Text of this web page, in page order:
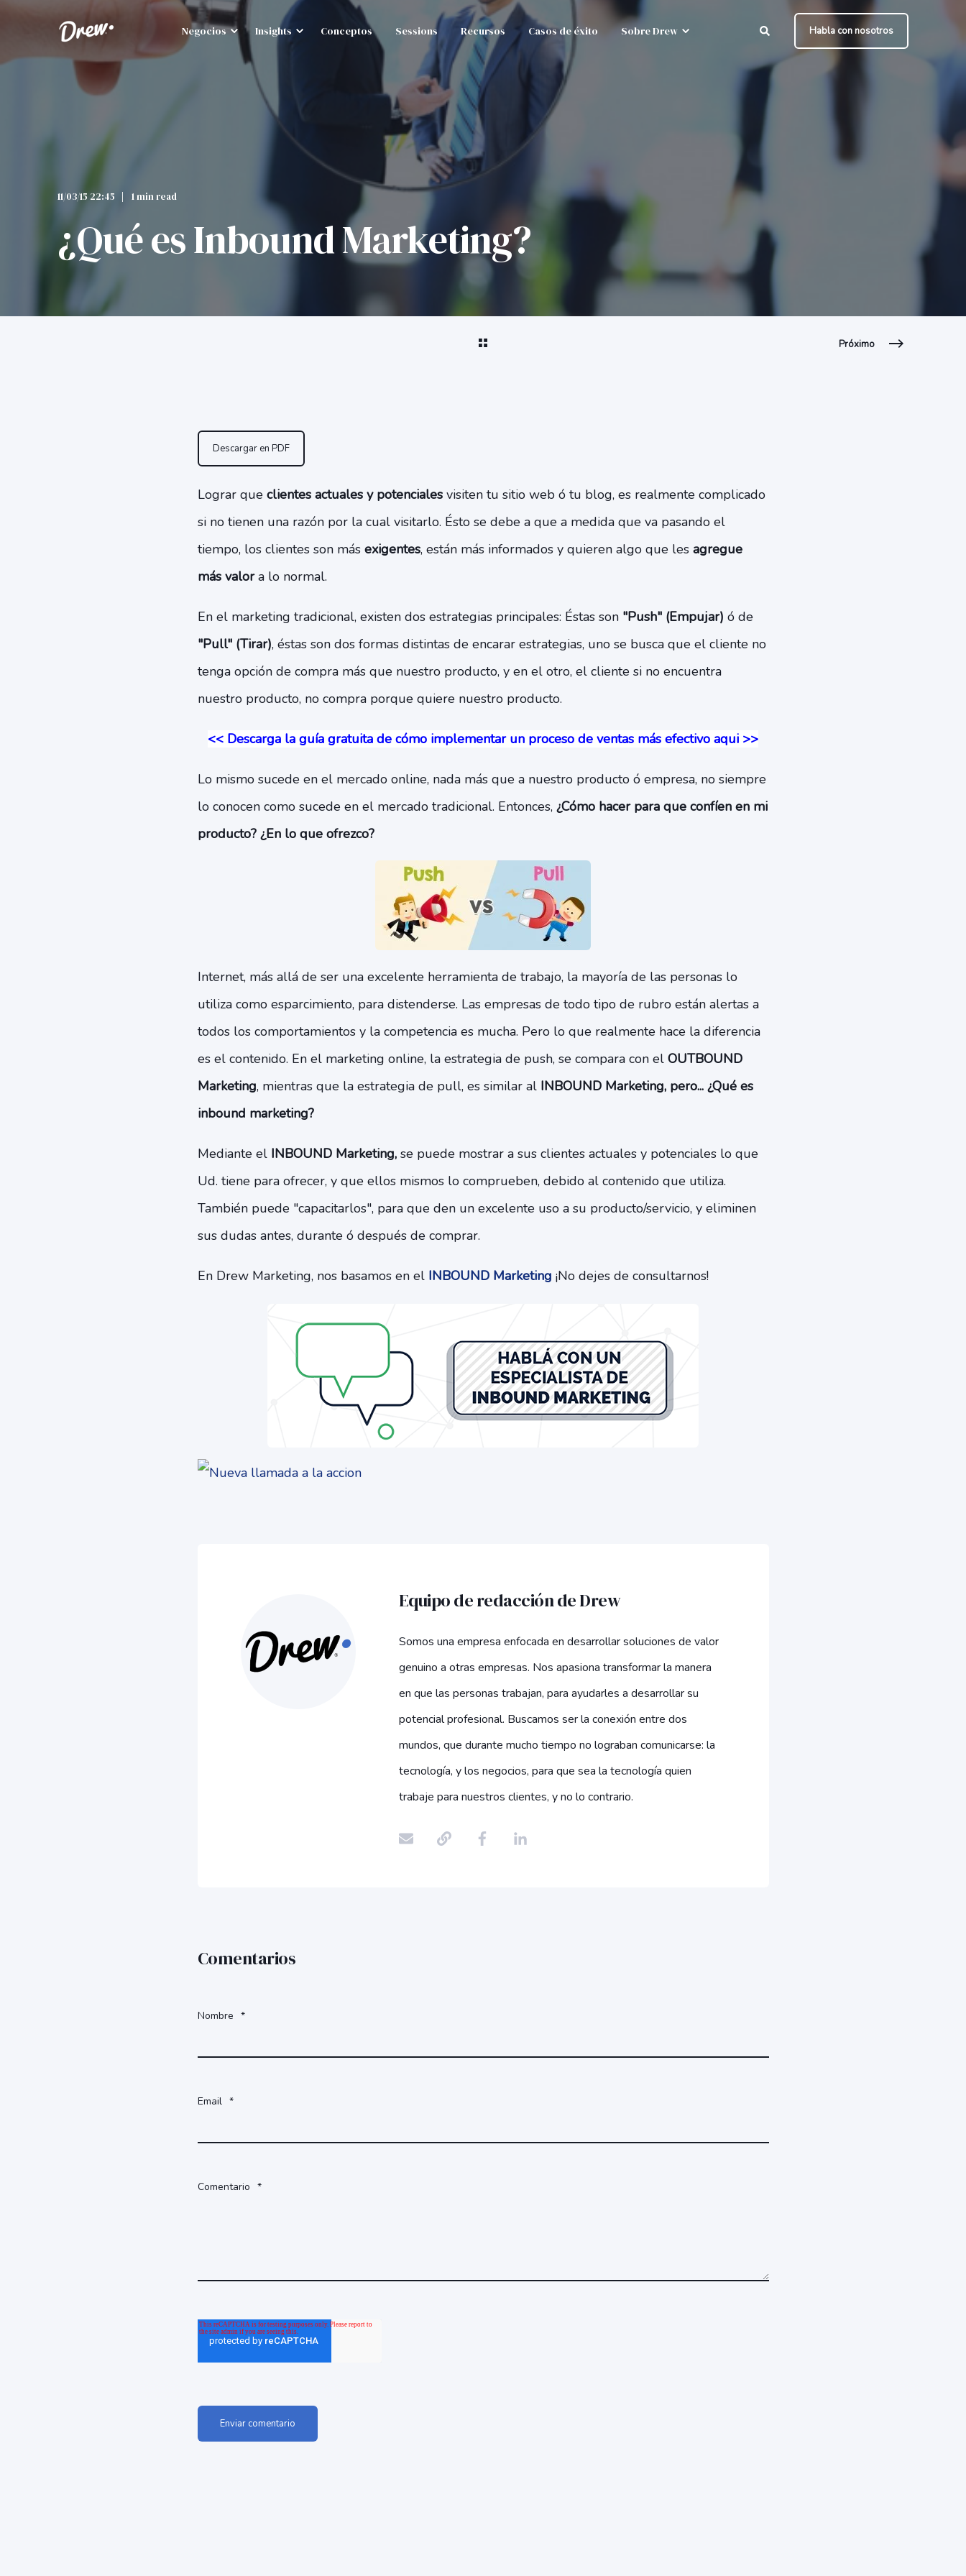
Negocios Insights Conceptos Sessions Recursos Casos de éxito Sobre Drew Habla con nosotros
11/03/15 22:45 1 min read
¿Qué es Inbound Marketing?
Próximo
Descargar en PDF
Lograr que clientes actuales y potencialesvisiten tu sitio web ó tu blog, es realmente complicado
si no tienen una razón por la cual visitarlo. Ésto se debe a que a medida que va pasando el
tiempo, los clientes son másexigentes, están más informados y quieren algo que les agregue
más valora lo normal.
En el marketing tradicional, existen dos estrategias principales: Éstas son"Push" (Empujar) ó de
"Pull" (Tirar), éstas son dos formas distintas de encarar estrategias, uno se busca que el cliente no
tenga opción de compra más que nuestro producto, y en el otro, el cliente si no encuentra
nuestro producto, no compra porque quiere nuestro producto.
<< Descarga la guía gratuita de cómo implementar un proceso de ventas más efectivo aqui >>
Lo mismo sucede en el mercado online, nada más que a nuestro producto ó empresa, no siempre
lo conocen como sucede en el mercado tradicional. Entonces, ¿Cómo hacer para que confíen en mi
producto? ¿En lo que ofrezco?
Internet, más allá de ser una excelente herramienta de trabajo, la mayoría de las personas lo
utiliza como esparcimiento, para distenderse. Las empresas de todo tipo de rubro están alertas a
todos los comportamientos y la competencia es mucha. Pero lo que realmente hace la diferencia
es el contenido. En el marketing online, la estrategia de push, se compara con el OUTBOUND
Marketing, mientras que la estrategia de pull, es similar alINBOUND Marketing, pero... ¿Qué es
inbound marketing?
Mediante el INBOUND Marketing,se puede mostrar a sus clientes actuales y potenciales lo que
Ud. tiene para ofrecer, y que ellos mismos lo comprueben, debido al contenido que utiliza.
También puede "capacitarlos", para que den un excelente uso a su producto/servicio, y eliminen
sus dudas antes, durante ó después de comprar.
En Drew Marketing, nos basamos en elINBOUND Marketing ¡No dejes de consultarnos!
Equipo de redacción de Drew
Somos una empresa enfocada en desarrollar soluciones de valor
genuino a otras empresas. Nos apasiona transformar la manera
en que las personas trabajan, para ayudarles a desarrollar su
potencial profesional. Buscamos ser la conexión entre dos
mundos, que durante mucho tiempo no lograban comunicarse: la
tecnología, y los negocios, para que sea la tecnología quien
trabaje para nuestros clientes, y no lo contrario.
Comentarios
Nombre *
Email *
Comentario *